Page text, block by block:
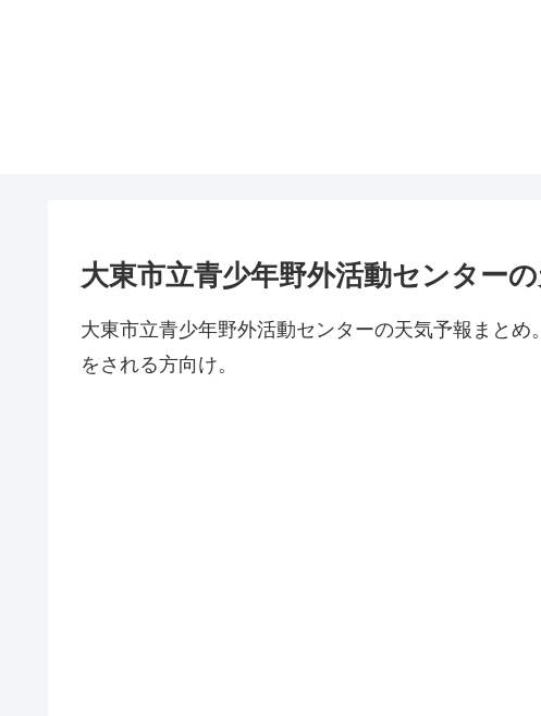
大東市立青少年野外活動センター
大東市立青少年野外活動センターの天気予報まと
をされる方向け。